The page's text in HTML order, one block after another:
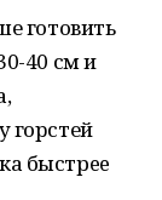
готовить
40 см и
гоpстей
быстрee